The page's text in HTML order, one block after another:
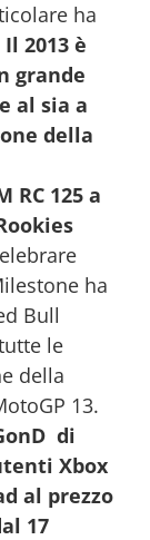
ha
Il 2013 è
grande
al sia a
della
RC 125 a
ha
Bull
le
della
13.
di
Xbox
al prezzo
17